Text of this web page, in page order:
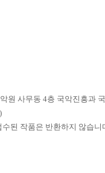
원 사무동 4층 국악진흥과
된 작품은 반환하지 않습니